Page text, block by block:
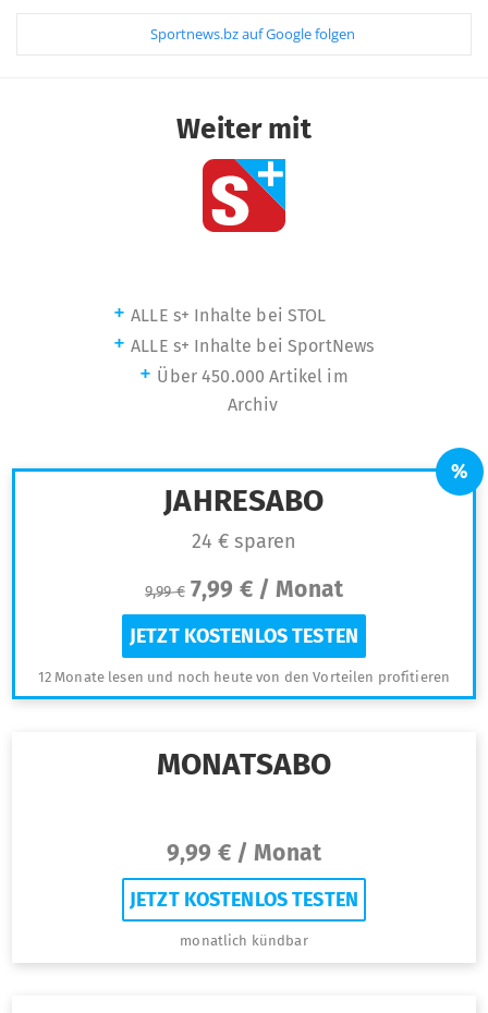
Sportnews.bz auf Google folgen